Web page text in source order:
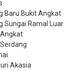
Baru Bukit Angkat
Sungai Ramal Luar
Angkat
Akasia